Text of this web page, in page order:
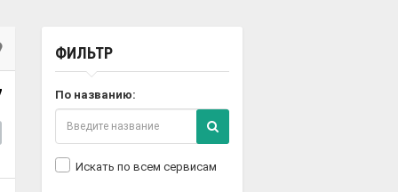
ФИЛЬТР
По названию:
Искать по всем сервисам